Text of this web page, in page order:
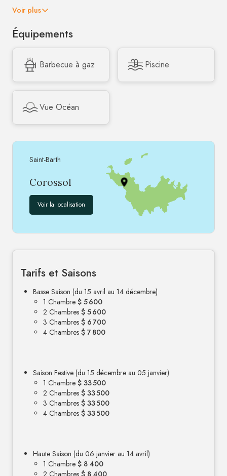
Voir plus
Équipements
Barbecue à gaz Piscine
Vue Océan
Saint-Barth
Corossol
Voir la localisation
Tarifs et Saisons
Basse Saison (du 15 avril au 14 décembre)
1 Chambre $ 5 600
2 Chambres $ 5 600
3 Chambres $ 6 700
4 Chambres $ 7 800
Saison Festive (du 15 décembre au 05 janvier)
1 Chambre $ 33 500
2 Chambres $ 33 500
3 Chambres $ 33 500
4 Chambres $ 33 500
Haute Saison (du 06 janvier au 14 avril)
1 Chambre $ 8 400
2 Chambres $ 8 400